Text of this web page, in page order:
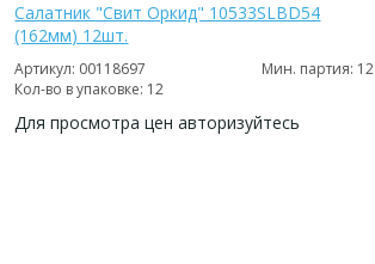
Салатник "Свит Оркид" 10533SLBD54
(162мм) 12шт.
Артикул: 00118697
Мин. партия: 12
Кол-во в упаковке: 12
Для просмотра цен авторизуйтесь